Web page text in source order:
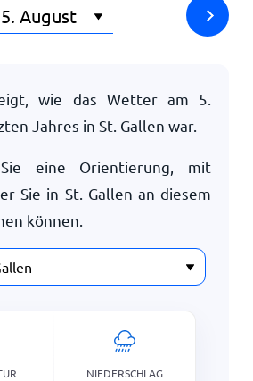
wie das Wetter am 5.
Jahres in St. Gallen war.
eine Orientierung, mit
Sie in St. Gallen an diesem
können.
NIEDERSCHLAG